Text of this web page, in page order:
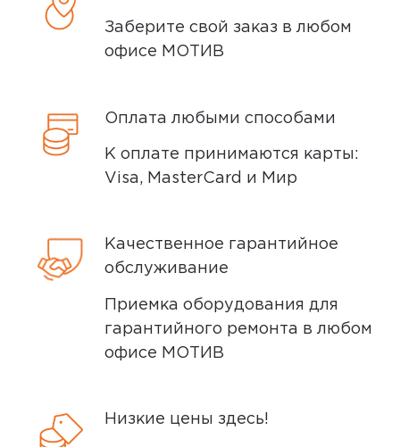
Заберите свой заказ в любом
офисе МОТИВ
Оплата любыми способами
К оплате принимаются карты:
Visa, MasterCard и Мир
Качественное гарантийное
обслуживание
Приемка оборудования для
гарантийного ремонта в любом
офисе МОТИВ
Низкие цены здесь!